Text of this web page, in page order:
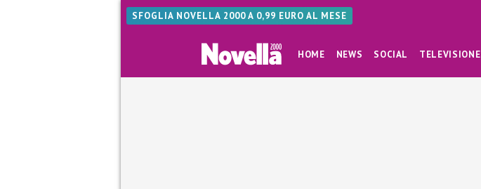
SFOGLIA NOVELLA 2000 A 0,99 EURO AL MESE
HOME NEWS SOCIAL TELEVISIONE